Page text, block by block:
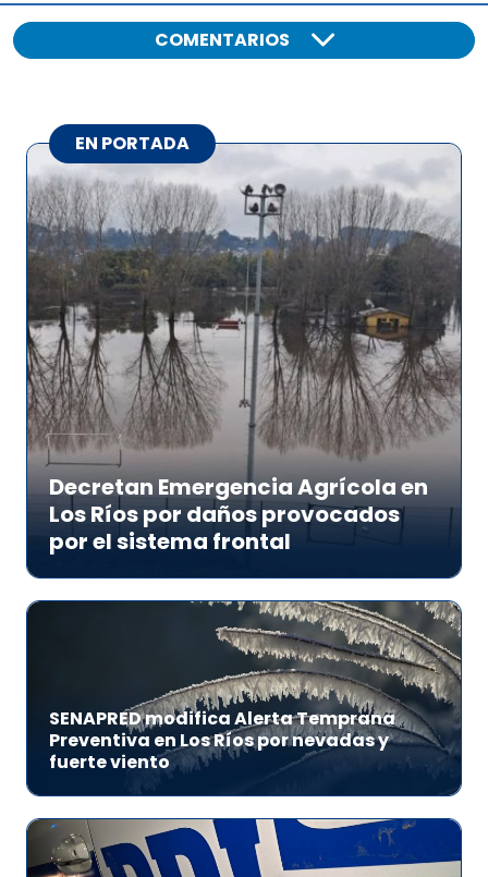
COMENTARIOS
EN PORTADA
Decretan Emergencia Agrícola en
Los Ríos por daños provocados
por el sistema frontal
SENAPRED modifica Alerta Temprana
Preventiva en Los Ríos por nevadas y
fuerte viento